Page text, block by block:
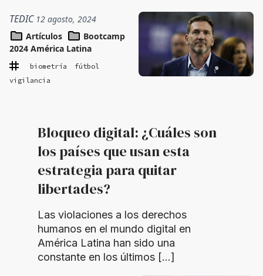
TEDIC 12 agosto, 2024
Artículos
Bootcamp
2024 América Latina
biometría
fútbol
vigilancia
Bloqueo digital: ¿Cuáles son
los países que usan esta
estrategia para quitar
libertades?
Las violaciones a los derechos
humanos en el mundo digital en
América Latina han sido una
constante en los últimos […]